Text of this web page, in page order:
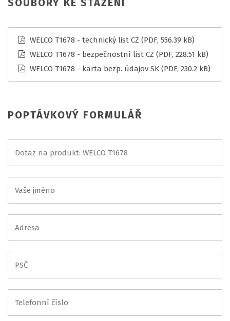
WELCO T1678 - technický list CZ (PDF, 556.39 kB)
WELCO T1678 - bezpečnostní list CZ (PDF, 228.51 kB)
WELCO T1678 - karta bezp. údajov SK (PDF, 230.2 kB)
POPTÁVKOVÝ FORMULÁŘ